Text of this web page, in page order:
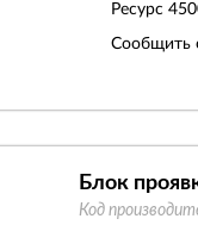
Ресурс
Сообщить
Блок
Код